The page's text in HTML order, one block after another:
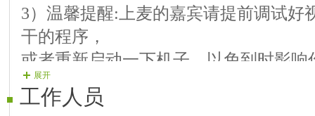
3）温馨提醒:上麦的嘉宾请提前调试好
干的程序，
或者重新启动一下机子，以免到时影响
4）20.00主持人开场
5）正式演出
展开
工作人员